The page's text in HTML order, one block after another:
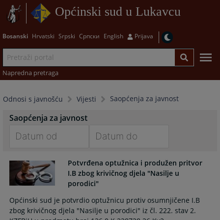
Općinski sud u Lukavcu
Bosanski Hrvatski Srpski Српски English Prijava
Napredna pretraga
Odnosi s javnošću Vijesti Saopćenja za javnost
Saopćenja za javnost
forward
to
interact
with
the
calendar
forward
to
interact
with
the
calendar
Potvrđena optužnica i produžen pritvor
I.B zbog krivičnog djela "Nasilje u
porodici"
Općinski sud je potvrdio optužnicu protiv osumnjičene I.B
zbog krivičnog djela "Nasilje u porodici" iz čl. 222. stav 2.